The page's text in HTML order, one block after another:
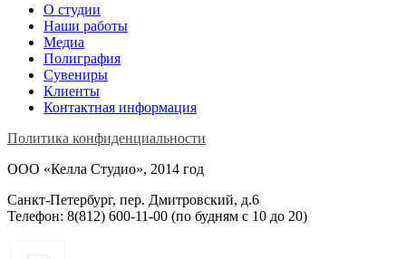
О студии
Наши работы
Медиа
Полиграфия
Сувениры
Клиенты
Контактная информация
Политика конфиденциальности
ООО «Келла Студио», 2014 год
Санкт-Петербург, пер. Дмитровский, д.6
Телефон: 8(812) 600-11-00 (по будням c 10 до 20)